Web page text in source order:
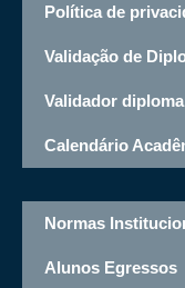
Política de
Validação de
Validador
Calendário
Normas
Alunos Egressos